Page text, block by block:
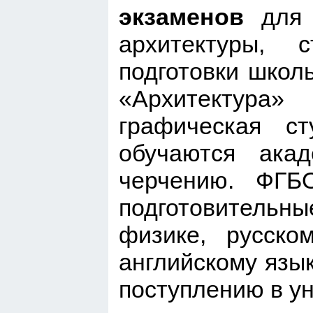
экзаменов для
архитектуры,
подготовки
графическая
обучаются
черчению.
физике,
английскому
поступлению в